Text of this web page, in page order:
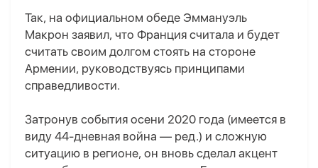
Так, на официальном обеде Эммануэль
Макрон заявил, что Франция считала и будет
считать своим долгом стоять на стороне
Армении, руководствуясь принципами
справедливости.
Затронув события осени 2020 года (имеется в
виду 44-дневная война — ред.) и сложную
ситуацию в регионе, он вновь сделал акцент